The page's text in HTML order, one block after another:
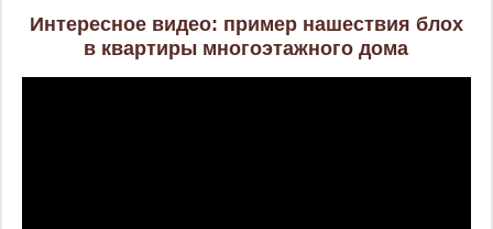
Интересное видео: пример нашествия блох
в квартиры многоэтажного дома